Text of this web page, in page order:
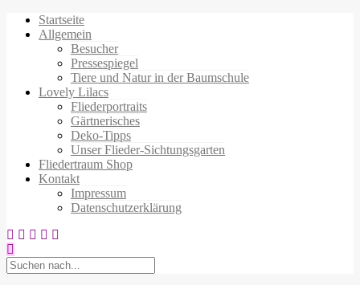
Startseite
Allgemein
Besucher
Pressespiegel
Tiere und Natur in der Baumschule
Lovely Lilacs
Fliederportraits
Gärtnerisches
Deko-Tipps
Unser Flieder-Sichtungsgarten
Fliedertraum Shop
Kontakt
Impressum
Datenschutzerklärung